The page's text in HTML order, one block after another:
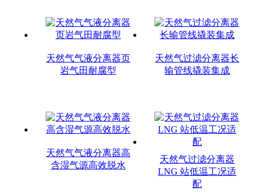
天然气气液分离器页
岩气田耐腐型
天然气过滤分离器长
输管线撬装集成
天然气气液分离器高
含湿气源高效脱水
天然气过滤分离器
LNG 站低温工况适
配